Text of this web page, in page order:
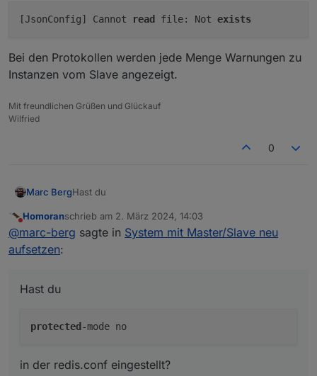
[JsonConfig] Cannot read file: Not exists
Bei den Protokollen werden jede Menge Warnungen zu
Instanzen vom Slave angezeigt.
Mit freundlichen Grüßen und Glückauf
Wilfried
0
Marc BergHast du
Nicht stören
Homoranschrieb am 2. März 2024, 14:03
zuletzt editiert von
@marc-berg sagte in System mit Master/Slave neu
aufsetzen:
Hast du
protected
in der redis.conf eingestellt?